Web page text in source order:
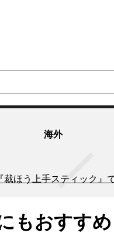
海外
ほう上手スティック』
もおすす